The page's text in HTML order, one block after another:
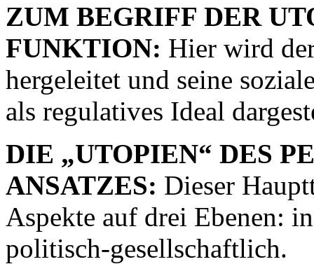
ZUM BEGRIFF DER
FUNKTION: Hier wird
hergeleitet und seine
als regulatives Ideal
DIE „UTOPIEN“ DES
ANSATZES: Dieser
Aspekte auf drei Ebenen:
politisch-gesellschaftlich.